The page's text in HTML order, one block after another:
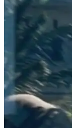
Aceh Singkil
Aceh Tamiang
Aceh
Aceh Tengah
Aceh Timur
Aceh Utara
Bener Meriah
Bireuen
Gayo Lues
Nagan Raya
Pidie